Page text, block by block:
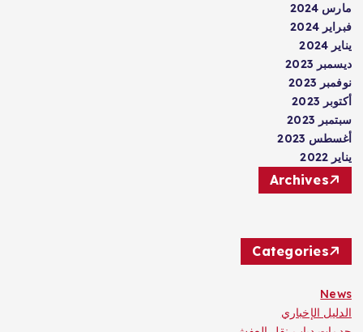
مارس 2024
فبراير 2024
يناير 2024
ديسمبر 2023
نوفمبر 2023
أكتوبر 2023
سبتمبر 2023
أغسطس 2023
يناير 2022
Archives
Categories
News
الدليل الإخباري